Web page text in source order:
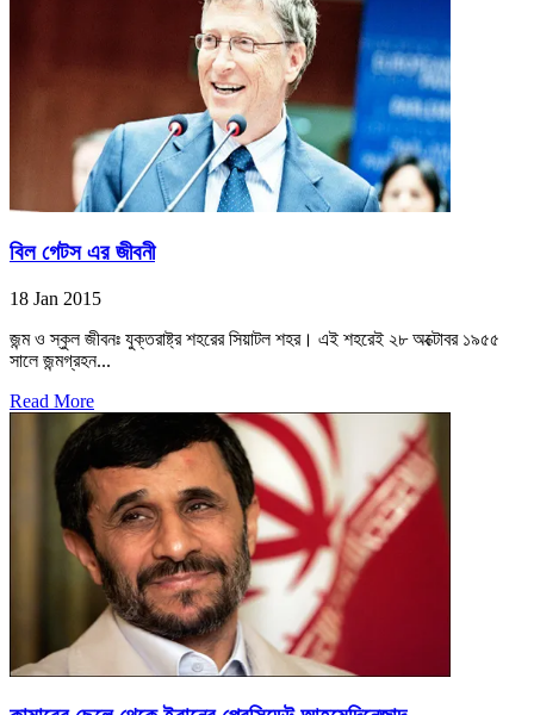
বিল গেটস এর জীবনী
18 Jan 2015
জন্ম ও স্কুল জীবনঃ যুক্তরাষ্ট্র শহরের সিয়াটল শহর। এই শহরেই ২৮ অক্টোবর ১৯৫৫
সালে জন্মগ্রহন...
Read More